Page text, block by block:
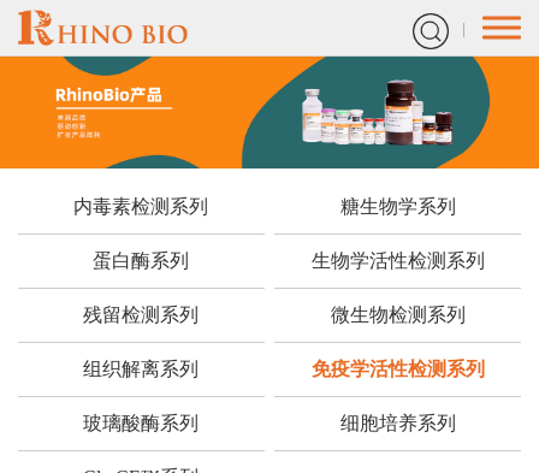
内毒素检测系列 糖生物学系列
蛋白酶系列 生物学活性检测系列
残留检测系列 微生物检测系列
组织解离系列 免疫学活性检测系列
玻璃酸酶系列 细胞培养系列